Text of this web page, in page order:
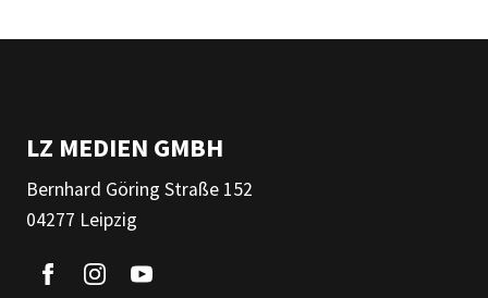
LZ MEDIEN GMBH
Bernhard Göring Straße 152
04277 Leipzig